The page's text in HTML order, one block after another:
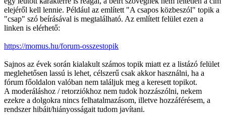
elejéről kell lennie. Például az említett "A csapos közbeszól" topik a
"csap" szó beírásával is megtalálható. Az említett felület ezen a
linken is elérhető:
https://momus.hu/forum-osszestopik
Sajnos az évek során kialakult számos topik miatt ez a listázó felület
meglehetősen lassú is lehet, célszerű csak akkor használni, ha a
fórum főoldalon valóban nem találjuk meg a keresett topikot.
A moderáláshoz / retorziókhoz nem tudok hozzászólni, nekem
ezekre a dolgokra nincs felhatalmazásom, illetve hozzáférésem, a
rendszer hibáit/hiányosságait tudom javítani.